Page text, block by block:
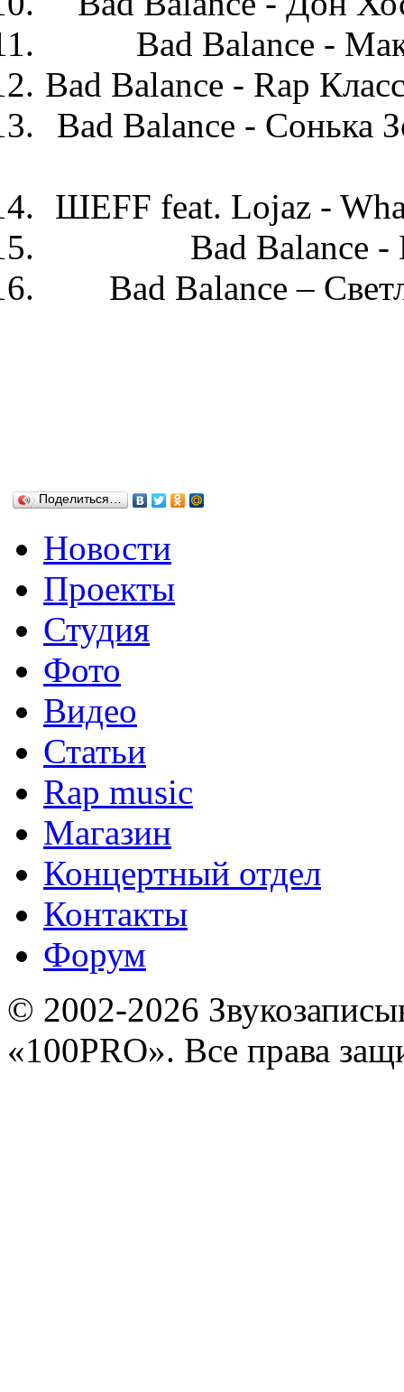
Bad Balance -
Bad Balance - Rap К
Bad Balance - Сонька
ШEFF feat. Lojaz -
Bad Balance
Bad Balance –
Поделиться…
Новости
Проекты
Студия
Фото
Видео
Статьи
Rap music
Магазин
Концертный отдел
Контакты
Форум
© 2002-2026
«100PRO». Все права